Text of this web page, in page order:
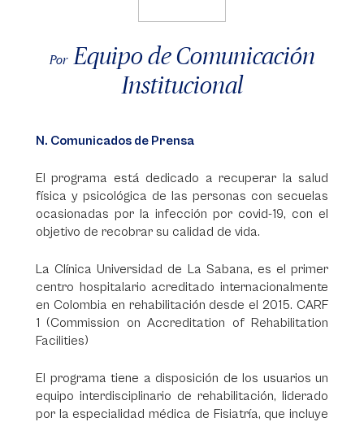
Por Equipo de Comunicación
Institucional
N. Comunicados de Prensa
El programa está dedicado a recuperar la salud
física y psicológica de las personas con secuelas
ocasionadas por la infección por covid-19, con el
objetivo de recobrar su calidad de vida.
La Clínica Universidad de La Sabana, es el primer
centro hospitalario acreditado internacionalmente
en Colombia en rehabilitación desde el 2015. CARF
1 (Commission on Accreditation of Rehabilitation
Facilities)
El programa tiene a disposición de los usuarios un
equipo interdisciplinario de rehabilitación, liderado
por la especialidad médica de Fisiatría, que incluye